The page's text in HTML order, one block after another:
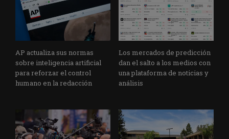
AP actualiza sus normas
sobre inteligencia artificial
para reforzar el control
humano en la redacción
Los mercados de predicción
dan el salto a los medios con
una plataforma de noticias y
análisis